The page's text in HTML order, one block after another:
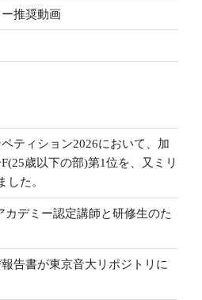
推奨動画
ティション2026において、加
歳以下の部)第1位を、又ミリ
した。
カデミー認定講師と研修生のた
告書が東京音大リポジトリに